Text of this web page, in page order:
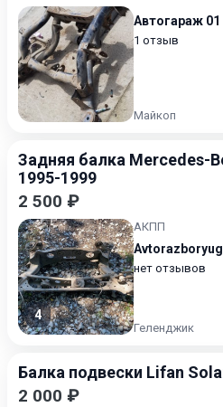
Автогараж 01
1 отзыв
Майкоп
Задняя балка Mercedes-
1995-1999
2 500 ₽
4
АКПП
Avtorazboryug
нет отзывов
Геленджик
Балка подвески Lifan
2 000 ₽